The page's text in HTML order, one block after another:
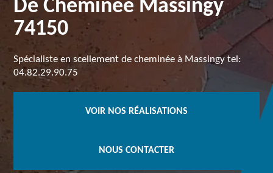
De Cheminée Massingy
74150
Spécialiste en scellement de cheminée à Massingy tel:
04.82.29.90.75
VOIR NOS RÉALISATIONS
NOUS CONTACTER